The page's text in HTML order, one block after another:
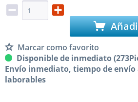
Marcar como favorito
Disponible de inmediato
Envío inmediato, tiempo de envío
laborables